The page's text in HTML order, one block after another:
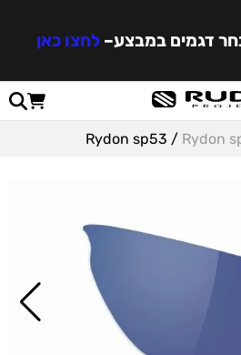
דגמים במבצע–לחצו כאן
Rydon
/ Rydon sp53